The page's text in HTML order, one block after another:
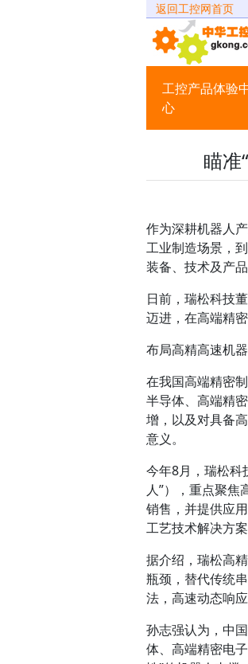
返回工控网首页
工控产品体验
心
瞄准
作为深耕机器人
工业制造场景，
装备、技术及产品
日前，瑞松科技
迈进，在高端精
布局高精高速机
在我国高端精密
半导体、高端精
增，以及对具备
意义。
今年8月，瑞松
人”），重点聚
销售，并提供应
工艺技术解决方
据介绍，瑞松高
瓶颈，替代传统
法，高速动态响
孙志强认为，中
体、高端精密电